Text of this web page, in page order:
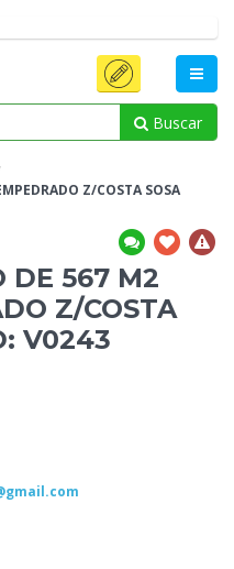
Buscar
Z/COSTA SOSA
DE 567 M2
Z/COSTA
V0243